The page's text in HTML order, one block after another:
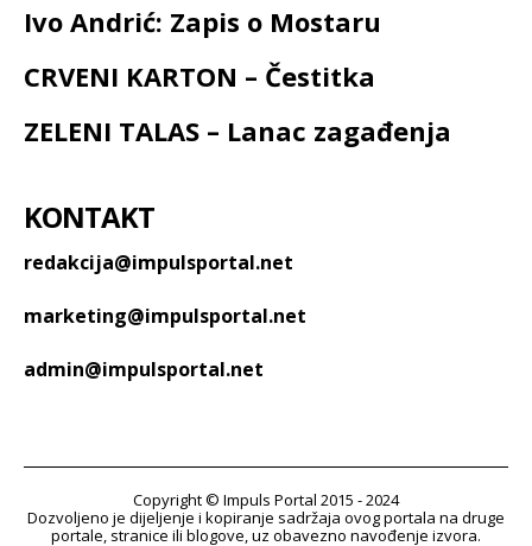
Ivo Andrić: Zapis o Mostaru
CRVENI KARTON – Čestitka
ZELENI TALAS – Lanac zagađenja
KONTAKT
redakcija@impulsportal.net
marketing@impulsportal.net
admin@impulsportal.net
Copyright © Impuls Portal 2015 - 2024
Dozvoljeno je dijeljenje i kopiranje sadržaja ovog portala na druge
portale, stranice ili blogove, uz obavezno navođenje izvora.